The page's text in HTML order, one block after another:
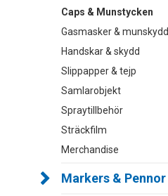
Caps & Munstycken
Gasmasker & munskydd
Handskar & skydd
Slippapper & tejp
Samlarobjekt
Spraytillbehör
Sträckfilm
Merchandise
Markers & Pennor